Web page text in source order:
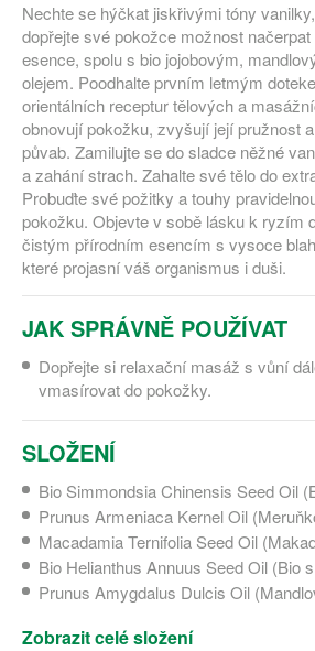
Nechte se hýčkat jiskřivými tóny
dopřejte své pokožce možnost
esence, spolu s bio jojobovým,
olejem. Poodhalte prvním letmým
orientálních receptur tělových a
obnovují pokožku, zvyšují její pružnost
půvab. Zamilujte se do sladce něžné
a zahání strach. Zahalte své tělo do
Probuďte své požitky a touhy
pokožku. Objevte v sobě lásku k ryzím
čistým přírodním esencím s vysoce
které projasní váš organismus i duši.
JAK SPRÁVNĚ POUŽÍVAT
Dopřejte si relaxační masáž s vůní
vmasírovat do pokožky.
SLOŽENÍ
Bio Simmondsia Chinensis Seed Oil
Prunus Armeniaca Kernel Oil
Macadamia Ternifolia Seed Oil
Bio Helianthus Annuus Seed Oil (Bio
Prunus Amygdalus Dulcis Oil
Zobrazit celé složení